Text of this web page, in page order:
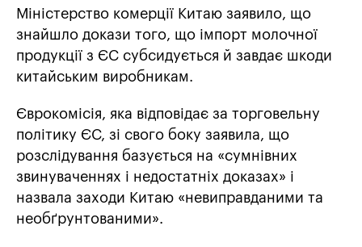
Міністерство комерції Китаю заявило, що
знайшло докази того, що імпорт молочної
продукції з ЄС субсидується й завдає шкоди
китайським виробникам.
Єврокомісія, яка відповідає за торговельну
політику ЄС, зі свого боку заявила, що
розслідування базується на «сумнівних
звинуваченнях і недостатніх доказах» і
назвала заходи Китаю «невиправданими та
необґрунтованими».